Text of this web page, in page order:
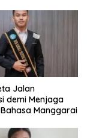
Jalan
demi Menjaga
Manggarai